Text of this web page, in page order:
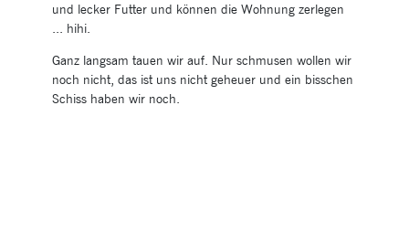
und lecker Futter und können die Wohnung zerlegen
... hihi.
Ganz langsam tauen wir auf. Nur schmusen wollen wir
noch nicht, das ist uns nicht geheuer und ein bisschen
Schiss haben wir noch.